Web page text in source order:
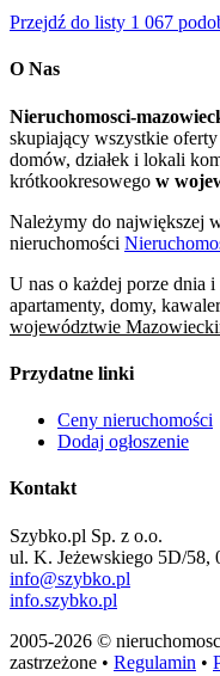
Przejdź do listy 1 067
O Nas
Nieruchomosci-
skupiający wszystkie
domów, działek i lokali
krótkookresowego w
Należymy do największej
nieruchomości
U nas o każdej porze dnia
apartamenty, domy,
województwie
Przydatne linki
Ceny nieruchomości
Dodaj ogłoszenie
Kontakt
Szybko.pl Sp. z o.o.
ul. K. Jeżewskiego 5D/58,
info@szybko.pl
info.szybko.pl
2005-2026 ©
zastrzeżone • Regulamin •